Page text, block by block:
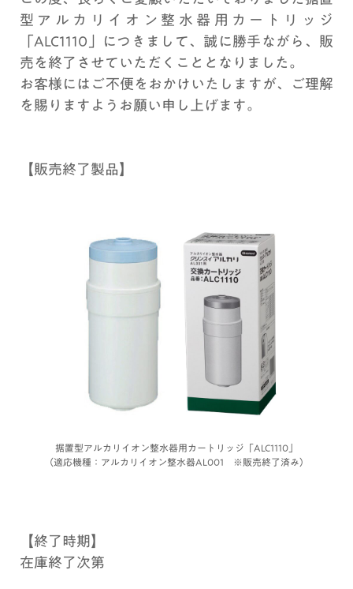
型アルカリイオン整水器用カートリッジ
「ALC1110」につきまして、誠に勝手ながら、販
売を終了させていただくこととなりました。
お客様にはご不便をおかけいたしますが、ご理解
を賜りますようお願い申し上げます。
【販売終了製品】
据置型アルカリイオン整水器用カートリッジ「ALC1110」
（適応機種：アルカリイオン整水器AL001 ※販売終了済み）
【終了時期】
在庫終了次第